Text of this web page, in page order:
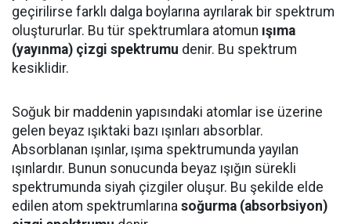
geçirilirse farklı dalga boylarına ayrılarak bir spektrum
oluştururlar. Bu tür spektrumlara atomun ışıma
(yayınma) çizgi spektrumu denir. Bu spektrum
kesiklidir.
Soğuk bir maddenin yapısındaki atomlar ise üzerine
gelen beyaz ışıktaki bazı ışınları absorblar.
Absorblanan ışınlar, ışıma spektrumunda yayılan
ışınlardır. Bunun sonucunda beyaz ışığın sürekli
spektrumunda siyah çizgiler oluşur. Bu şekilde elde
edilen atom spektrumlarına soğurma (absorbsiyon)